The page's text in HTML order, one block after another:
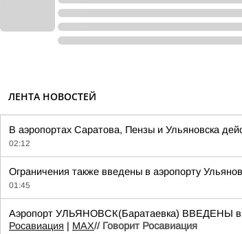
ЛЕНТА НОВОСТЕЙ
В аэропортах Саратова, Пензы и Ульяновска
02:12
Ограничения также введены в аэропорту
01:45
Аэропорт УЛЬЯНОВСК(Баратаевка) ВВЕДЕНЫ
Росавиация | MАХ// Говорит Росавиация